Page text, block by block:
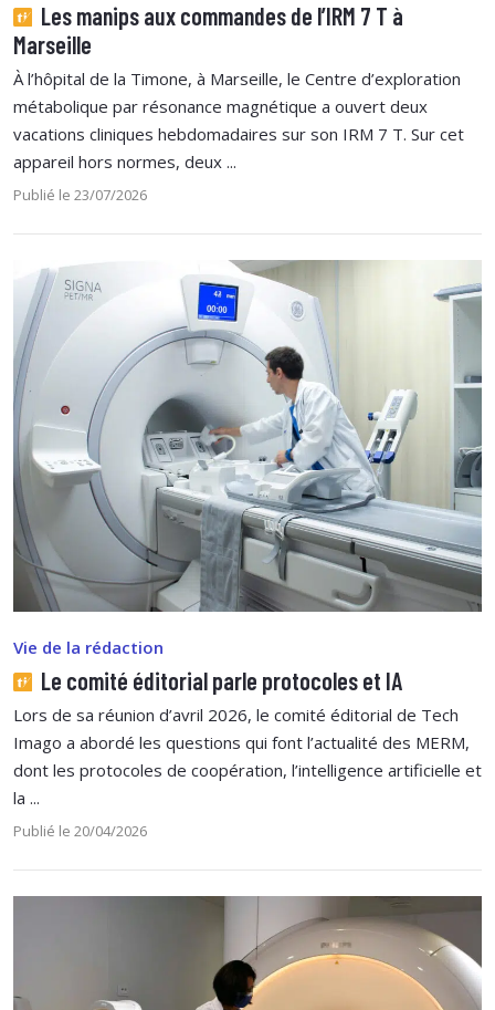
Les manips aux commandes de l’IRM 7 T à
Marseille
À l’hôpital de la Timone, à Marseille, le Centre d’exploration
métabolique par résonance magnétique a ouvert deux
vacations cliniques hebdomadaires sur son IRM 7 T. Sur cet
appareil hors normes, deux ...
Publié le 23/07/2026
Vie de la rédaction
Le comité éditorial parle protocoles et IA
Lors de sa réunion d’avril 2026, le comité éditorial de Tech
Imago a abordé les questions qui font l’actualité des MERM,
dont les protocoles de coopération, l’intelligence artificielle et
la ...
Publié le 20/04/2026